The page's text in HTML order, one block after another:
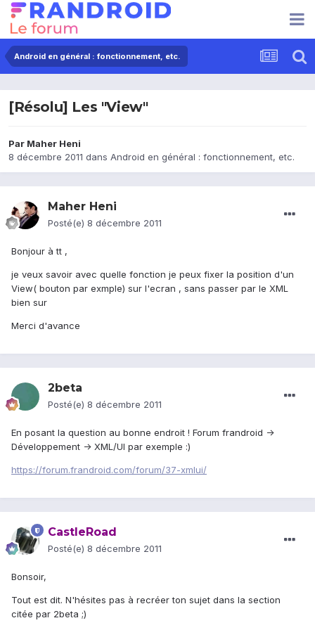
Android en général : fonctionnement, etc.
[Résolu] Les "View"
Par Maher Heni
8 décembre 2011 dans Android en général : fonctionnement, etc.
Maher Heni
Posté(e) 8 décembre 2011
Bonjour à tt ,
je veux savoir avec quelle fonction je peux fixer la position d'un
View( bouton par exmple) sur l'ecran , sans passer par le XML
bien sur
Merci d'avance
2beta
Posté(e) 8 décembre 2011
En posant la question au bonne endroit ! Forum frandroid ->
Développement -> XML/UI par exemple :)
https://forum.frandroid.com/forum/37-xmlui/
CastleRoad
Posté(e) 8 décembre 2011
Bonsoir,
Tout est dit. N'hésites pas à recréer ton sujet dans la section
citée par 2beta ;)